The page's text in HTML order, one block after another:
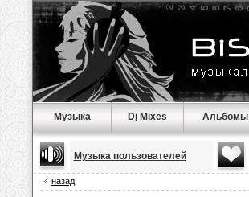
Музыка Dj Mixes Альбомы
Музыка пользователей
назад